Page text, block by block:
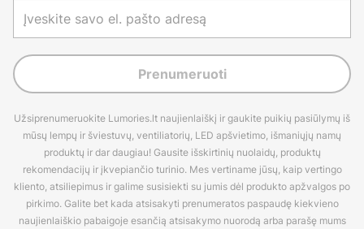
Prenumeruoti
Užsiprenumeruokite Lumories.lt naujienlaiškį ir gaukite puikių pasiūlymų iš
mūsų lempų ir šviestuvų, ventiliatorių, LED apšvietimo, išmaniųjų namų
produktų ir dar daugiau! Gausite išskirtinių nuolaidų, produktų
rekomendacijų ir įkvepiančio turinio. Mes vertiname jūsų, kaip vertingo
kliento, atsiliepimus ir galime susisiekti su jumis dėl produkto apžvalgos po
pirkimo. Galite bet kada atsisakyti prenumeratos paspaudę kiekvieno
naujienlaiškio pabaigoje esančią atsisakymo nuorodą arba parašę mums